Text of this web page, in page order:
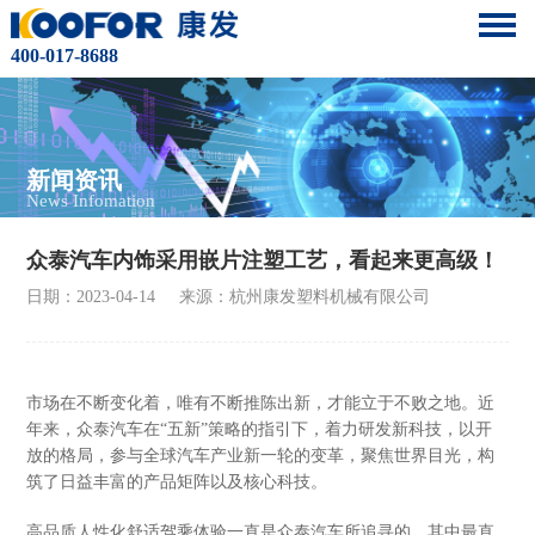
400-017-8688
新闻资讯
News Infomation
众泰汽车内饰采用嵌片注塑工艺，看起来更高级！
日期：2023-04-14 来源：杭州康发塑料机械有限公司
市场在不断变化着，唯有不断推陈出新，才能立于不败之地。近
年来，众泰汽车在“五新”策略的指引下，着力研发新科技，以开
放的格局，参与全球汽车产业新一轮的变革，聚焦世界目光，构
筑了日益丰富的产品矩阵以及核心科技。